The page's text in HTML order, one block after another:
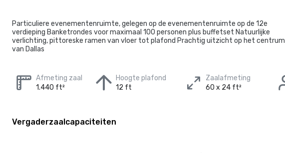
Particuliere evenementenruimte, gelegen op de evenementenruimte op de 12e
verdieping Banketrondes voor maximaal 100 personen plus buffetset Natuurlijke
verlichting, pittoreske ramen van vloer tot plafond Prachtig uitzicht op het centrum
van Dallas
Afmeting zaal
1.440 ft²
Hoogte plafond
12 ft
Zaalafmeting
60 x 24 ft²
Vergaderzaalcapaciteiten